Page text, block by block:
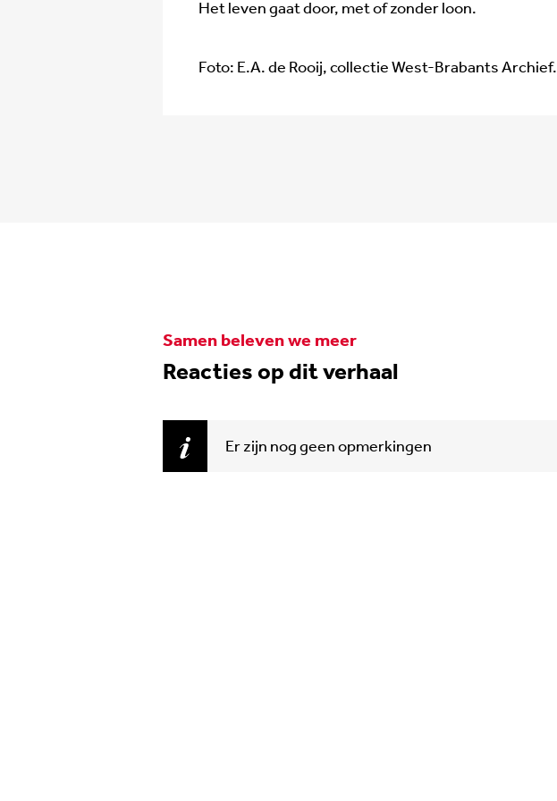
Het leven gaat door, met of zonder loon.
Foto: E.A. de Rooij, collectie West-Brabants Archief.
Samen beleven we meer
Reacties op dit verhaal
Er zijn nog geen opmerkingen